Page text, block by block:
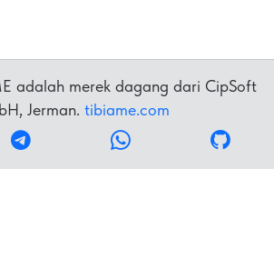
adalah merek dagang dari CipSoft
Jerman. tibiame.com